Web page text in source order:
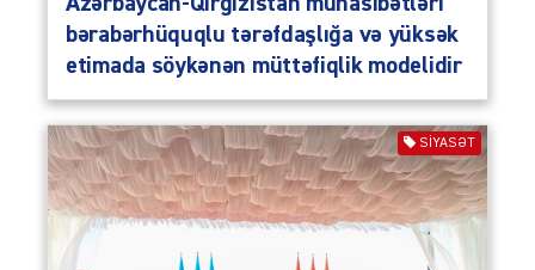
bərabərhüquqlu tərəfdaşlığa və yüksək
etimada söykənən müttəfiqlik modelidir
SIYASƏT